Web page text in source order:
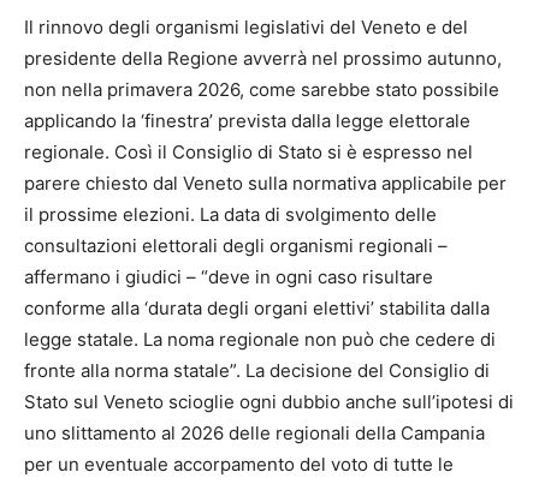
Il rinnovo degli organismi legislativi del Veneto e del
presidente della Regione avverrà nel prossimo autunno,
non nella primavera 2026, come sarebbe stato possibile
applicando la ‘finestra’ prevista dalla legge elettorale
regionale. Così il Consiglio di Stato si è espresso nel
parere chiesto dal Veneto sulla normativa applicabile per
il prossime elezioni. La data di svolgimento delle
consultazioni elettorali degli organismi regionali –
affermano i giudici – “deve in ogni caso risultare
conforme alla ‘durata degli organi elettivi’ stabilita dalla
legge statale. La noma regionale non può che cedere di
fronte alla norma statale”. La decisione del Consiglio di
Stato sul Veneto scioglie ogni dubbio anche sull’ipotesi di
uno slittamento al 2026 delle regionali della Campania
per un eventuale accorpamento del voto di tutte le